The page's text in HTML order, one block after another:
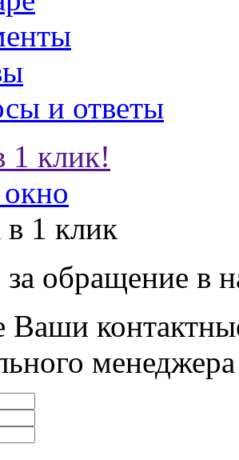
и ответы
1 клик!
1 клик
за обращение в
Ваши